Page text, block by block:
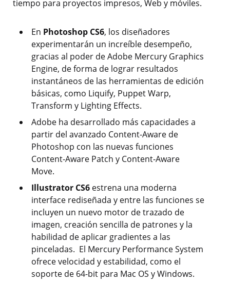
tiempo para proyectos impresos, Web y móviles.
En Photoshop CS6, los diseñadores
experimentarán un increíble desempeño,
gracias al poder de Adobe Mercury Graphics
Engine, de forma de lograr resultados
instantáneos de las herramientas de edición
básicas, como Liquify, Puppet Warp,
Transform y Lighting Effects.
Adobe ha desarrollado más capacidades a
partir del avanzado Content-Aware de
Photoshop con las nuevas funciones
Content-Aware Patch y Content-Aware
Move.
Illustrator CS6 estrena una moderna
interface rediseñada y entre las funciones se
incluyen un nuevo motor de trazado de
imagen, creación sencilla de patrones y la
habilidad de aplicar gradientes a las
pinceladas. El Mercury Performance System
ofrece velocidad y estabilidad, como el
soporte de 64-bit para Mac OS y Windows.